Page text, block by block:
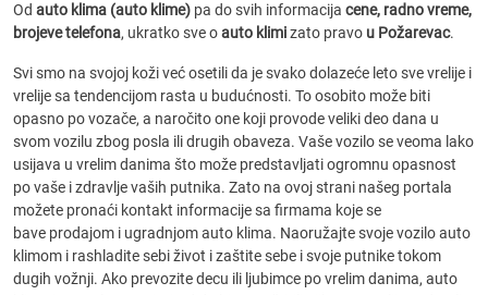
Od auto klima (auto klime) pa do svih informacija cene, radno vreme,
brojeve telefona, ukratko sve oauto klimizato pravo u Požarevac.
Svi smo na svojoj koži već osetili da je svako dolazeće leto sve vrelije i
vrelije sa tendencijom rasta u budućnosti. To osobito može biti
opasno po vozače, a naročito one koji provode veliki deo dana u
svom vozilu zbog posla ili drugih obaveza. Vaše vozilo se veoma lako
usijava u vrelim danima što može predstavljati ogromnu opasnost
po vaše i zdravlje vaših putnika. Zato na ovoj strani našeg portala
možete pronaći kontakt informacije sa firmama koje se
bave prodajom i ugradnjom auto klima. Naoružajte svoje vozilo auto
klimom i rashladite sebi život i zaštite sebe i svoje putnike tokom
dugih vožnji. Ako prevozite decu ili ljubimce po vrelim danima, auto